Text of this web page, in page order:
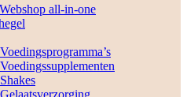
all-in-one